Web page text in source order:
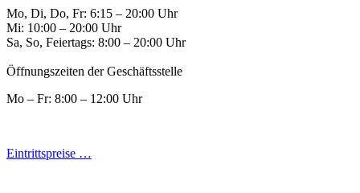
Mo, Di, Do, Fr: 6:15 – 20:00 Uhr
Mi: 10:00 – 20:00 Uhr
Sa, So, Feiertags: 8:00 – 20:00 Uhr
Öffnungszeiten der Geschäftsstelle
Mo – Fr: 8:00 – 12:00 Uhr
Eintrittspreise …